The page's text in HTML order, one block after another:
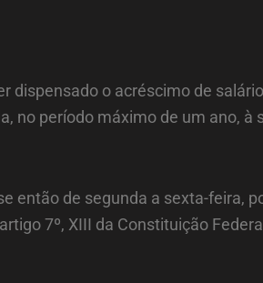
dispensado o acréscimo de
no período máximo de um ano, à
então de segunda a sexta-feira,
7º, XIII da Constituição